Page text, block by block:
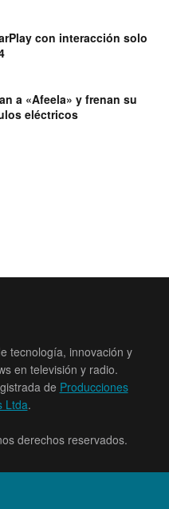
con interacción solo
a «Afeela» y frenan su
eléctricos
tecnología, innovación y
en televisión y radio.
de Producciones
Ltda.
derechos reservados.